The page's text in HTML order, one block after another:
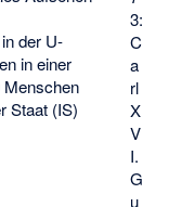
3:
C
a
rl
X
V
I.
G
u
der U-
in einer
Menschen
Staat (IS)